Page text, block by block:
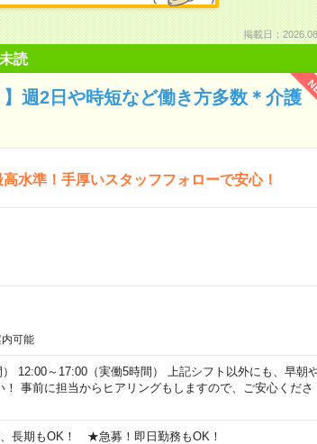
掲載日：
未読
週2日や時短など働き方多数＊介護
水準！手厚いスタッフフォローで安心！
可能
12:00～17:00（実働5時間） 上記シフト以外にも、早朝
事前に担当からヒアリングもしますので、ご安心くださ
長期もOK！ ★急募！即日勤務もOK！